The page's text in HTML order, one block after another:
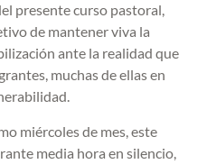
presente curso pastoral,
de mantener viva la
ante la realidad que
muchas de ellas en
miércoles de mes, este
media hora en silencio,